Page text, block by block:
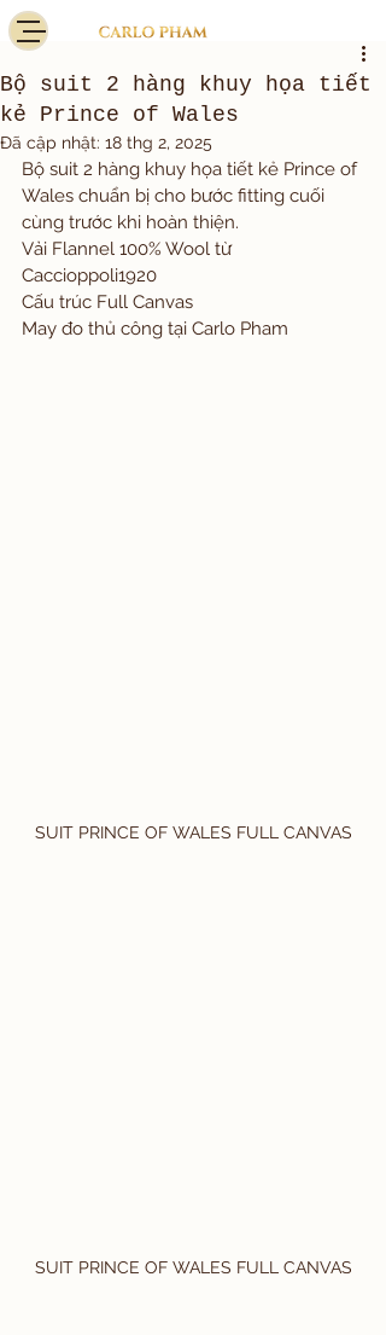
Bộ suit 2 hàng khuy họa tiết
kẻ Prince of Wales
Đã cập nhật: 18 thg 2, 2025
Bộ suit 2 hàng khuy họa tiết kẻ Prince of
Wales chuẩn bị cho bước fitting cuối
cùng trước khi hoàn thiện.
Vải Flannel 100% Wool từ
Caccioppoli1920
Cấu trúc Full Canvas
May đo thủ công tại Carlo Pham
SUIT PRINCE OF WALES FULL CANVAS
SUIT PRINCE OF WALES FULL CANVAS